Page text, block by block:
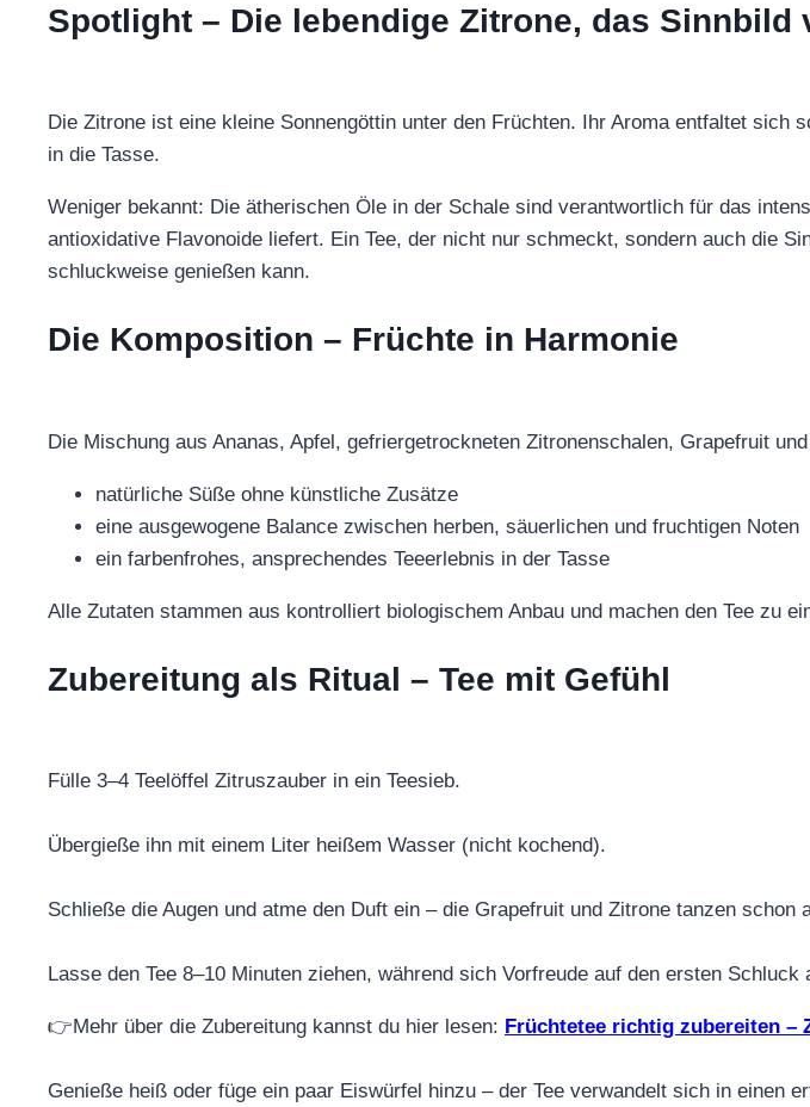
Spotlight – Die lebendige Zitrone, das Sinnbild
Die Zitrone ist eine kleine Sonnengöttin unter den Früchten. Ihr Aroma entfaltet
in die Tasse.
Weniger bekannt: Die ätherischen Öle in der Schale sind verantwortlich für das
antioxidative Flavonoide liefert. Ein Tee, der nicht nur schmeckt, sondern auch die
schluckweise genießen kann.
Die Komposition – Früchte in Harmonie
Die Mischung aus Ananas, Apfel, gefriergetrockneten Zitronenschalen, Grapefruit
natürliche Süße ohne künstliche Zusätze
eine ausgewogene Balance zwischen herben, säuerlichen und fruchtigen Noten
ein farbenfrohes, ansprechendes Teeerlebnis in der Tasse
Alle Zutaten stammen aus kontrolliert biologischem Anbau und machen den Tee zu
Zubereitung als Ritual – Tee mit Gefühl
Fülle 3–4 Teelöffel Zitruszauber in ein Teesieb.
Übergieße ihn mit einem Liter heißem Wasser (nicht kochend).
Schließe die Augen und atme den Duft ein – die Grapefruit und Zitrone tanzen schon
Lasse den Tee 8–10 Minuten ziehen, während sich Vorfreude auf den ersten Schluck
👉Mehr über die Zubereitung kannst du hier lesen: Früchtetee richtig zubereiten –
Genieße heiß oder füge ein paar Eiswürfel hinzu – der Tee verwandelt sich in einen